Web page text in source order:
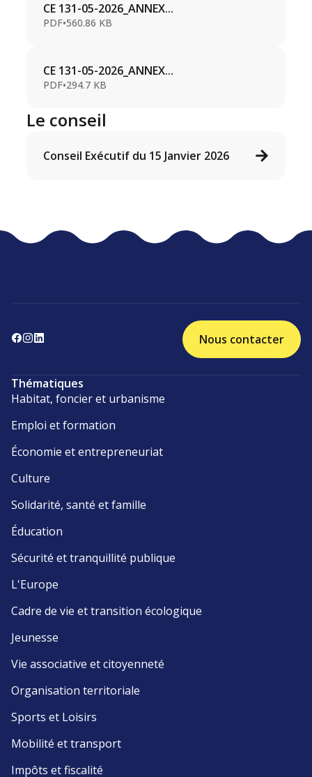
CE 131-05-2026_ANNEX...
PDF•560.86 KB
CE 131-05-2026_ANNEX...
PDF•294.7 KB
Le conseil
Conseil Exécutif du 15 Janvier 2026
Nous contacter
Thématiques
Habitat, foncier et urbanisme
Emploi et formation
Économie et entrepreneuriat
Culture
Solidarité, santé et famille
Éducation
Sécurité et tranquillité publique
L'Europe
Cadre de vie et transition écologique
Jeunesse
Vie associative et citoyenneté
Organisation territoriale
Sports et Loisirs
Mobilité et transport
Impôts et fiscalité